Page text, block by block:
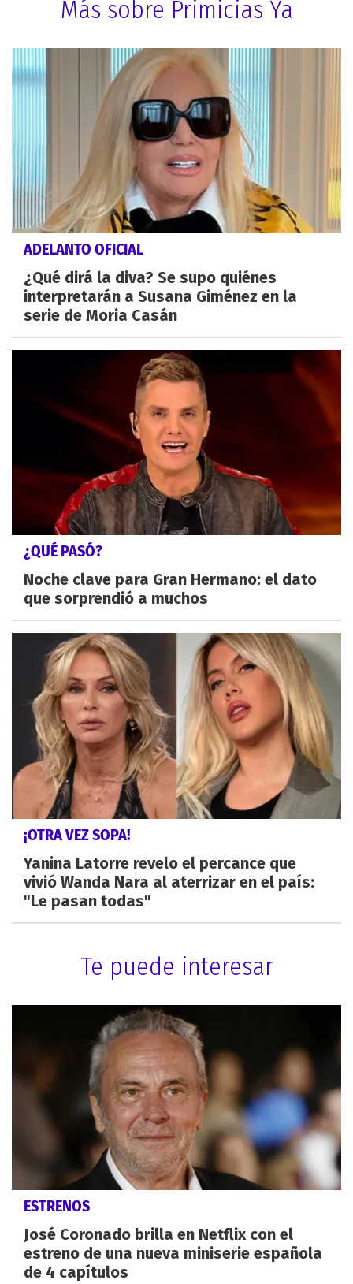
Más sobre Primicias Ya
ADELANTO OFICIAL
¿Qué dirá la diva? Se supo quiénes
interpretarán a Susana Giménez en la
serie de Moria Casán
¿QUÉ PASÓ?
Noche clave para Gran Hermano: el dato
que sorprendió a muchos
¡OTRA VEZ SOPA!
Yanina Latorre revelo el percance que
vivió Wanda Nara al aterrizar en el país:
"Le pasan todas"
Te puede interesar
ESTRENOS
José Coronado brilla en Netflix con el
estreno de una nueva miniserie española
de 4 capítulos